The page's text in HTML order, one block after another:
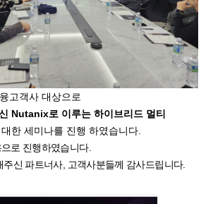
고객사 대상으로
Nutanix로 이루는 하이브리드 멀티
한 세미나를 진행 하였습니다.
로 진행하였습니다.
주신 파트너사, 고객사분들께 감사드립니다.